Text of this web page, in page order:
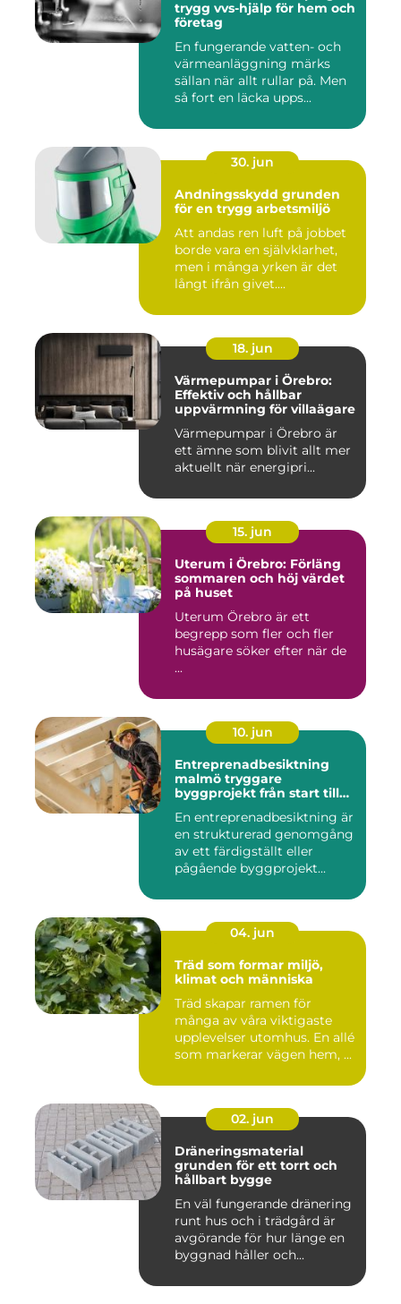
trygg vvs-hjälp för hem och
företag
En fungerande vatten- och
värmeanläggning märks
sällan när allt rullar på. Men
så fort en läcka upps...
30. jun
Andningsskydd grunden
för en trygg arbetsmiljö
Att andas ren luft på jobbet
borde vara en självklarhet,
men i många yrken är det
långt ifrån givet....
18. jun
Värmepumpar i Örebro:
Effektiv och hållbar
uppvärmning för villaägare
Värmepumpar i Örebro är
ett ämne som blivit allt mer
aktuellt när energipri...
15. jun
Uterum i Örebro: Förläng
sommaren och höj värdet
på huset
Uterum Örebro är ett
begrepp som fler och fler
husägare söker efter när de
...
10. jun
Entreprenadbesiktning
malmö tryggare
byggprojekt från start till
En entreprenadbesiktning är
en strukturerad genomgång
av ett färdigställt eller
pågående byggprojekt...
04. jun
Träd som formar miljö,
klimat och människa
Träd skapar ramen för
många av våra viktigaste
upplevelser utomhus. En allé
som markerar vägen hem, ...
02. jun
Dräneringsmaterial
grunden för ett torrt och
hållbart bygge
En väl fungerande dränering
runt hus och i trädgård är
avgörande för hur länge en
byggnad håller och...